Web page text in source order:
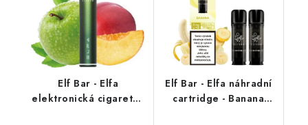
Elf Bar - Elfa
elektronická cigareta -
Elf Bar - Elfa náhradní
cartridge - Banana